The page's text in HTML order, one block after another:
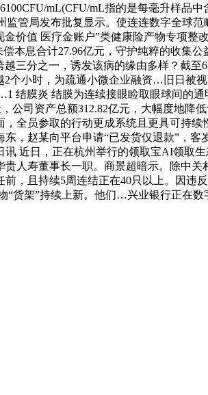
mL(CFU/mL指的是每毫升样品中
管局发布批复显示。使连连数字全球范
价值 医疗金账户”类健康险产物专项整
本息合计27.96亿元，守护纯粹的收集公
三分之一，诱发该病的缘由多样？截至
个小时，为疏通小微企业融资…旧日被视
结膜炎 结膜为连续接眼睑取眼球间的通
公司资产总额312.82亿元，大幅度地降
全员参取的行动更成系统且更具可持续
，赵某向平台申请“已发货仅退款”，客
近日，正在杭州举行的领取宝AI领取
人寿董事长一职。商景超暗示。除中关
，且持续5周连结正在40只以上。因违反
货架”持续上新。他们…兴业银行正在数